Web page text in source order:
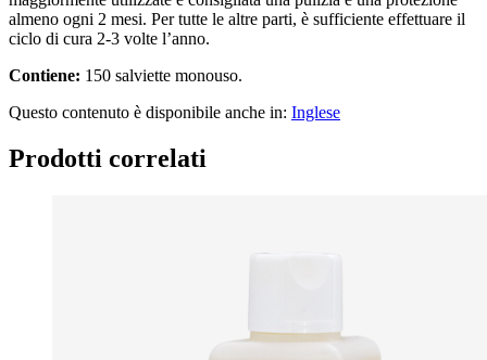
almeno ogni 2 mesi. Per tutte le altre parti, è sufficiente effettuare il
ciclo di cura 2-3 volte l’anno.
Contiene: 150 salviette monouso.
Questo contenuto è disponibile anche in: Inglese
Prodotti correlati